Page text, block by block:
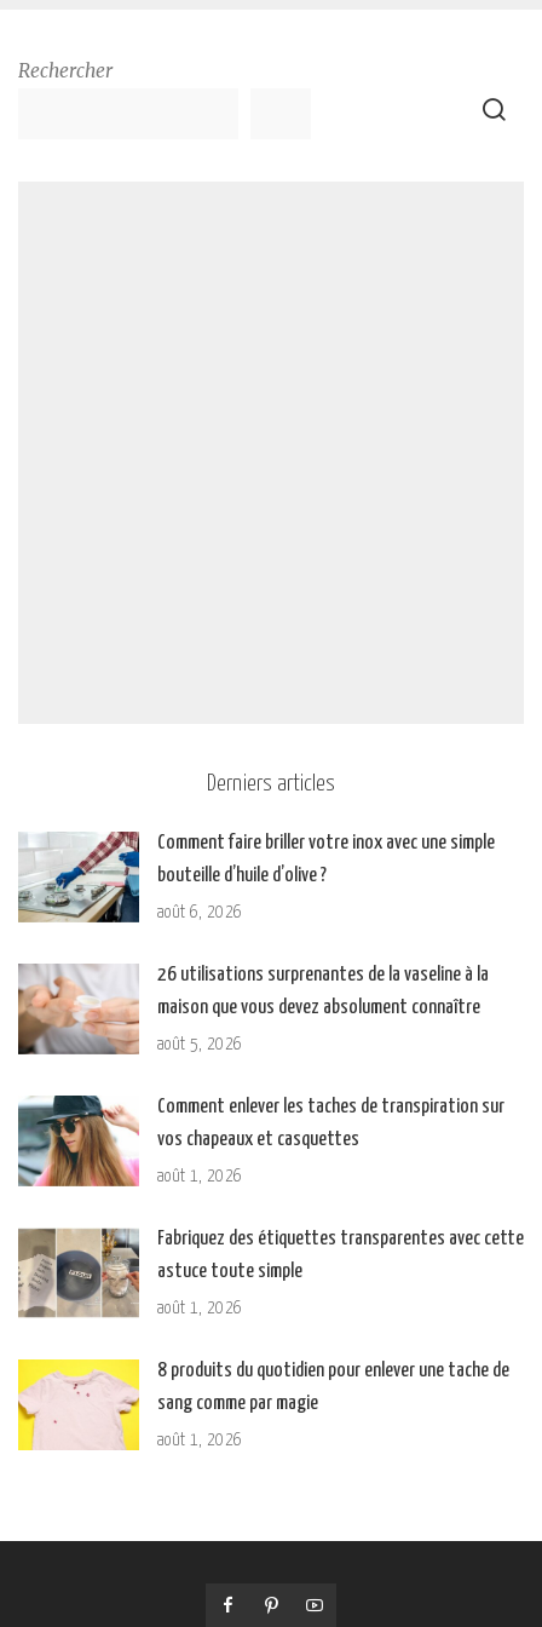
Rechercher
Derniers articles
Comment faire briller votre inox avec une simple
bouteille d’huile d’olive ?
août 6, 2026
26 utilisations surprenantes de la vaseline à la
maison que vous devez absolument connaître
août 5, 2026
Comment enlever les taches de transpiration sur
vos chapeaux et casquettes
août 1, 2026
Fabriquez des étiquettes transparentes avec cette
astuce toute simple
août 1, 2026
8 produits du quotidien pour enlever une tache de
sang comme par magie
août 1, 2026